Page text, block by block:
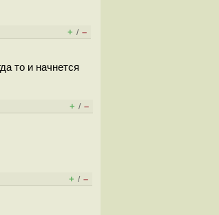
+ / –
то и начнется
+ / –
+ / –